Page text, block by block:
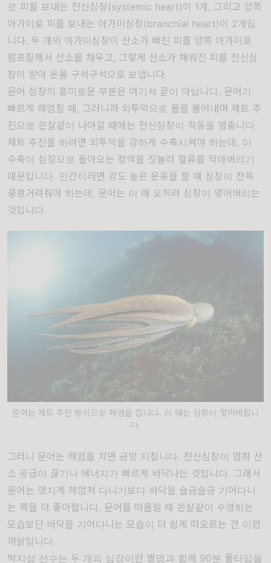
로 피를 보내는 전신심장(systemic heart)이 1개, 그리고 양쪽
아가미로 피를 보내는 아가미심장(branchial heart)이 2개입
니다. 두 개의 아가미심장이 산소가 빠진 피를 양쪽 아가미로
펌프질해서 산소를 채우고, 그렇게 산소가 채워진 피를 전신심
장이 받아 온몸 구석구석으로 보냅니다.
문어 심장의 흥미로운 부분은 여기서 끝이 아닙니다. 문어가
빠르게 헤엄칠 때, 그러니까 외투막으로 물을 뿜어내며 제트 추
진으로 쏜살같이 나아갈 때에는 전신심장이 작동을 멈춥니다.
제트 추진을 하려면 외투막을 강하게 수축시켜야 하는데, 이
수축이 심장으로 돌아오는 정맥을 짓눌러 혈류를 막아버리기
때문입니다. 인간이라면 강도 높은 운동을 할 때 심장이 잔뜩
쿵쾅거려줘야 하는데, 문어는 이 때 오히려 심장이 멎어버리는
것입니다.
문어는 제트 추진 방식으로 헤엄을 칩니다. 이 때는 심장이 멎어버립니
다.
그러니 문어는 헤엄을 치면 금방 지칩니다. 전신심장이 멈춰 산
소 공급이 끊기니 에너지가 빠르게 바닥나는 것입니다. 그래서
문어는 멋지게 헤엄쳐 다니기보다 바닥을 슬금슬금 기어다니
는 쪽을 더 좋아합니다. 문어를 떠올릴 때 쏜살같이 수영하는
모습보단 바닥을 기어다니는 모습이 더 쉽게 떠오르는 건 이런
까닭입니다.
박지성 선수는 두 개의 심장이란 별명과 함께 90분 풀타임을